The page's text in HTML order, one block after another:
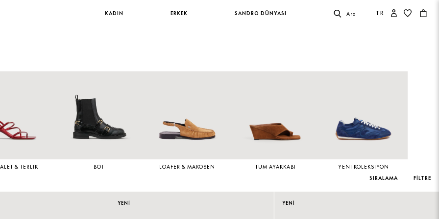
KADIN ERKEK SANDRO DÜNYASI Ara TR
& TERLIK BOT LOAFER & MAKOSEN TÜM AYAKKABI
YENI KOLEKSIYON
SIRALAMA
FILTRE
YENİ YENİ